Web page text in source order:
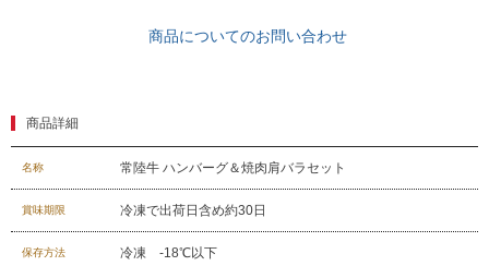
商品についてのお問い合わせ
商品詳細
名称 常陸牛 ハンバーグ＆焼肉肩バラセット
賞味期限 冷凍で出荷日含め約30日
保存方法 冷凍 -18℃以下